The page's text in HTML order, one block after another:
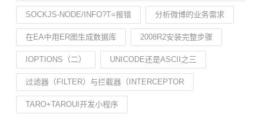
SOCKJS-NODE/INFO?T=报错 分析微博的业务需求
在EA中用ER图生成数据库 2008R2安装完整步骤
IOPTIONS（二） UNICODE还是ASCII之三
过滤器（FILTER）与拦截器（INTERCEPTOR
TARO+TAROUI开发小程序